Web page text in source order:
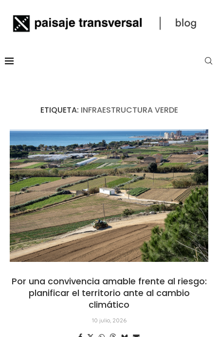
ETIQUETA: INFRAESTRUCTURA VERDE
Por una convivencia amable frente al riesgo:
planificar el territorio ante al cambio
climático
10 julio, 2026